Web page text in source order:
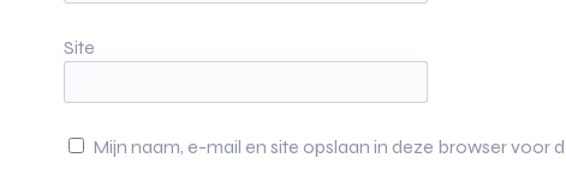
Site
Mijn naam, e-mail en site opslaan in deze browser voor